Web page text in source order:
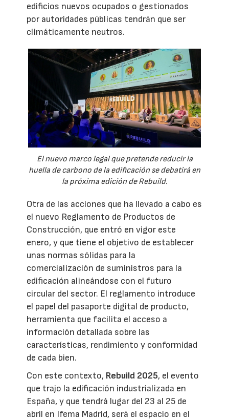
edificios nuevos ocupados o gestionados
por autoridades públicas tendrán que ser
climáticamente neutros.
El nuevo marco legal que pretende reducir la
huella de carbono de la edificación se debatirá en
la próxima edición de Rebuild.
Otra de las acciones que ha llevado a cabo es
el nuevo Reglamento de Productos de
Construcción, que entró en vigor este
enero, y que tiene el objetivo de establecer
unas normas sólidas para la
comercialización de suministros para la
edificación alineándose con el futuro
circular del sector. El reglamento introduce
el papel del pasaporte digital de producto,
herramienta que facilita el acceso a
información detallada sobre las
características, rendimiento y conformidad
de cada bien.
Con este contexto, Rebuild 2025, el evento
que trajo la edificación industrializada en
España, y que tendrá lugar del 23 al 25 de
abril en Ifema Madrid, será el espacio en el